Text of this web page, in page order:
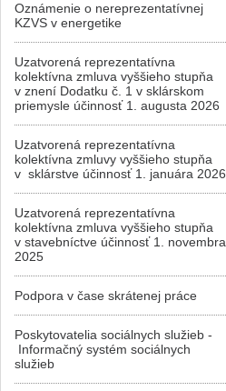
Oznámenie o nereprezentatívnej
KZVS v energetike
Uzatvorená reprezentatívna
kolektívna zmluva vyššieho stupňa
v znení Dodatku č. 1 v sklárskom
priemysle účinnosť 1. augusta 2026
Uzatvorená reprezentatívna
kolektívna zmluvy vyššieho stupňa
v sklárstve účinnosť 1. januára 2026
Uzatvorená reprezentatívna
kolektívna zmluva vyššieho stupňa
v stavebníctve účinnosť 1. novembra
2025
Podpora v čase skrátenej práce
Poskytovatelia sociálnych služieb -
Informačný systém sociálnych
služieb